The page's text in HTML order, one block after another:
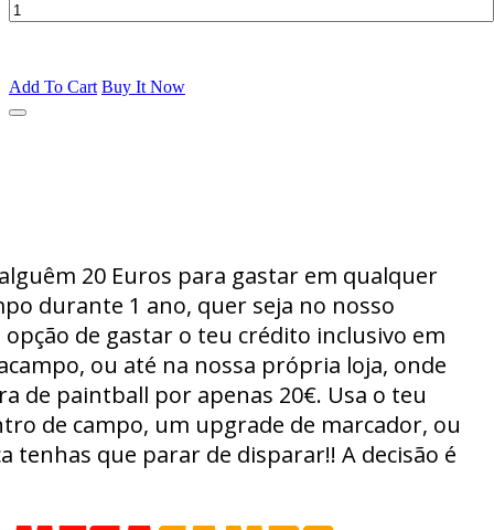
Add To Cart Buy It Now
20 Euros para gastar em qualquer
durante 1 ano, quer seja no nosso
de gastar o teu crédito inclusivo em
ou até na nossa própria loja, onde
de paintball por apenas 20€. Usa o teu
de campo, um upgrade de marcador, ou
tenhas que parar de disparar!! A decisão é